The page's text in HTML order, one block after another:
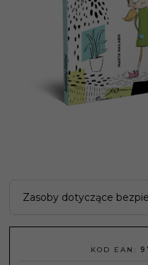
Zasoby dotyczące
KOD EAN: